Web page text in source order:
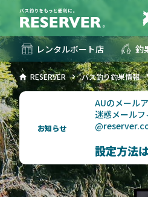
レンタルボート店 釣
RESERVER バス釣り釣果情報
お知らせ
AUのメール
迷惑メール
設定方法